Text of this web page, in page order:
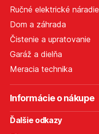
Ručné elektrické náradie
Dom a záhrada
Čistenie a upratovanie
Garáž a dielňa
Meracia technika
Informácie o nákupe
Ďalšie odkazy